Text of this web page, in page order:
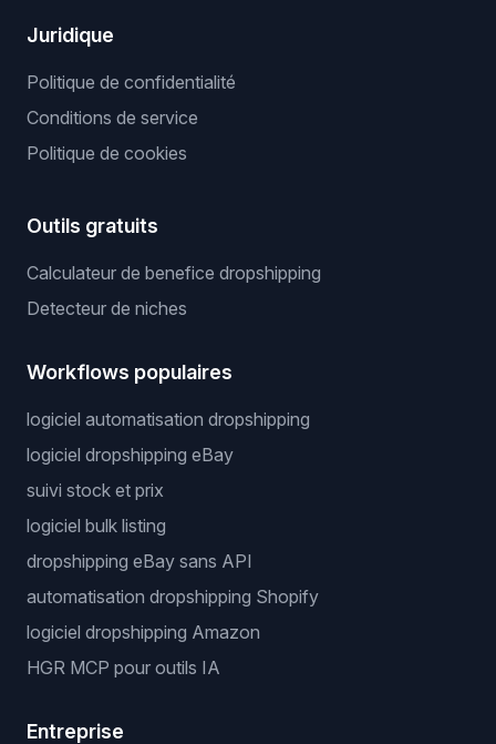
Juridique
Politique de confidentialité
Conditions de service
Politique de cookies
Outils gratuits
Calculateur de benefice dropshipping
Detecteur de niches
Workflows populaires
logiciel automatisation dropshipping
logiciel dropshipping eBay
suivi stock et prix
logiciel bulk listing
dropshipping eBay sans API
automatisation dropshipping Shopify
logiciel dropshipping Amazon
HGR MCP pour outils IA
Entreprise